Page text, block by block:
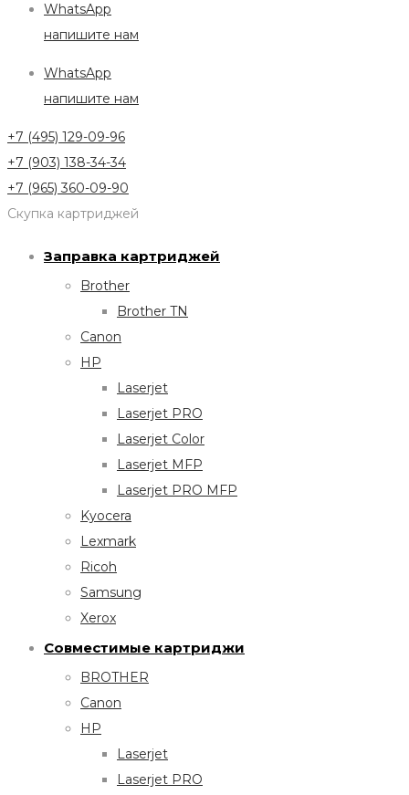
WhatsApp
напишите нам
WhatsApp
напишите нам
+7 (495) 129-09-96
+7 (903) 138-34-34
+7 (965) 360-09-90
Скупка картриджей
Заправка картриджей
Brother
Brother TN
Canon
HP
Laserjet
Laserjet PRO
Laserjet Color
Laserjet MFP
Laserjet PRO MFP
Kyocera
Lexmark
Ricoh
Samsung
Xerox
Совместимые картриджи
BROTHER
Canon
HP
Laserjet
Laserjet PRO